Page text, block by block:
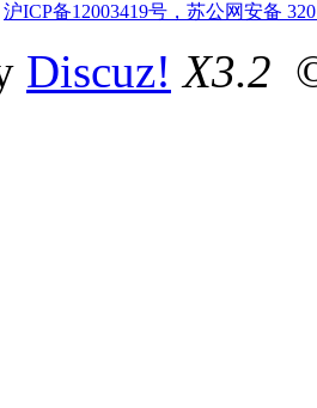
沪ICP备12003419号，苏公网安备
Discuz! X3.2